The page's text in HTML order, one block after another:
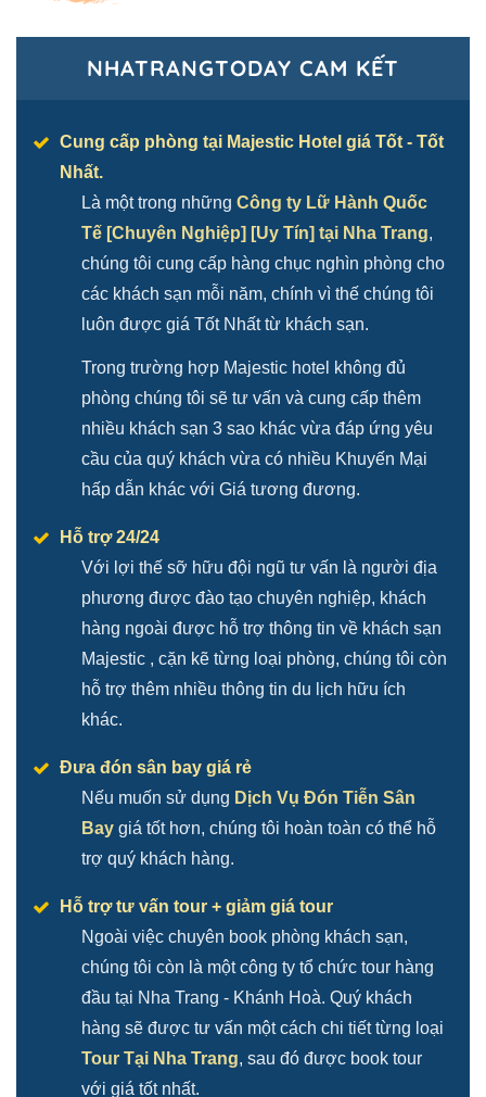
NHATRANGTODAY CAM KẾT
Cung cấp phòng tại Majestic Hotel giá Tốt - Tốt
Nhất.
Là một trong những Công ty Lữ Hành Quốc
Tế [Chuyên Nghiệp] [Uy Tín] tại Nha Trang,
chúng tôi cung cấp hàng chục nghìn phòng cho
các khách sạn mỗi năm, chính vì thế chúng tôi
luôn được giá Tốt Nhất từ khách sạn.
Trong trường hợp Majestic hotel không đủ
phòng chúng tôi sẽ tư vấn và cung cấp thêm
nhiều khách sạn 3 sao khác vừa đáp ứng yêu
cầu của quý khách vừa có nhiều Khuyến Mại
hấp dẫn khác với Giá tương đương.
Hỗ trợ 24/24
Với lợi thế sỡ hữu đội ngũ tư vấn là người địa
phương được đào tạo chuyên nghiệp, khách
hàng ngoài được hỗ trợ thông tin về khách sạn
Majestic , cặn kẽ từng loại phòng, chúng tôi còn
hỗ trợ thêm nhiều thông tin du lịch hữu ích
khác.
Đưa đón sân bay giá rẻ
Nếu muốn sử dụng Dịch Vụ Đón Tiễn Sân
Bay giá tốt hơn, chúng tôi hoàn toàn có thể hỗ
trợ quý khách hàng.
Hỗ trợ tư vấn tour + giảm giá tour
Ngoài việc chuyên book phòng khách sạn,
chúng tôi còn là một công ty tổ chức tour hàng
đầu tại Nha Trang - Khánh Hoà. Quý khách
hàng sẽ được tư vấn một cách chi tiết từng loại
Tour Tại Nha Trang, sau đó được book tour
với giá tốt nhất.